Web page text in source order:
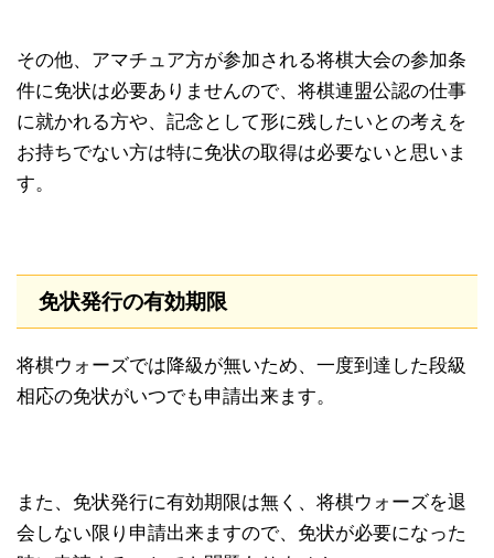
その他、アマチュア方が参加される将棋大会の参加条
件に免状は必要ありませんので、将棋連盟公認の仕事
に就かれる方や、記念として形に残したいとの考えを
お持ちでない方は特に免状の取得は必要ないと思いま
す。
免状発行の有効期限
将棋ウォーズでは降級が無いため、一度到達した段級
相応の免状がいつでも申請出来ます。
また、免状発行に有効期限は無く、将棋ウォーズを退
会しない限り申請出来ますので、免状が必要になった